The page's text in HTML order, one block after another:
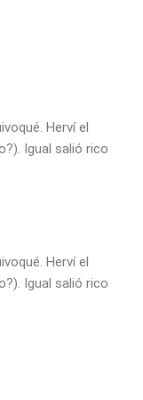
Herví el
Igual salió rico
Herví el
Igual salió rico